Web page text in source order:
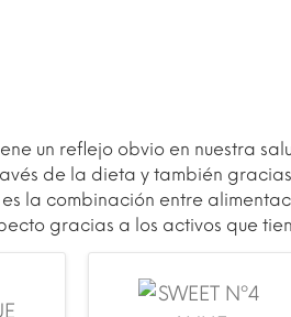
un reflejo obvio en nuestra
de la dieta y también
la combinación entre
gracias a los activos que